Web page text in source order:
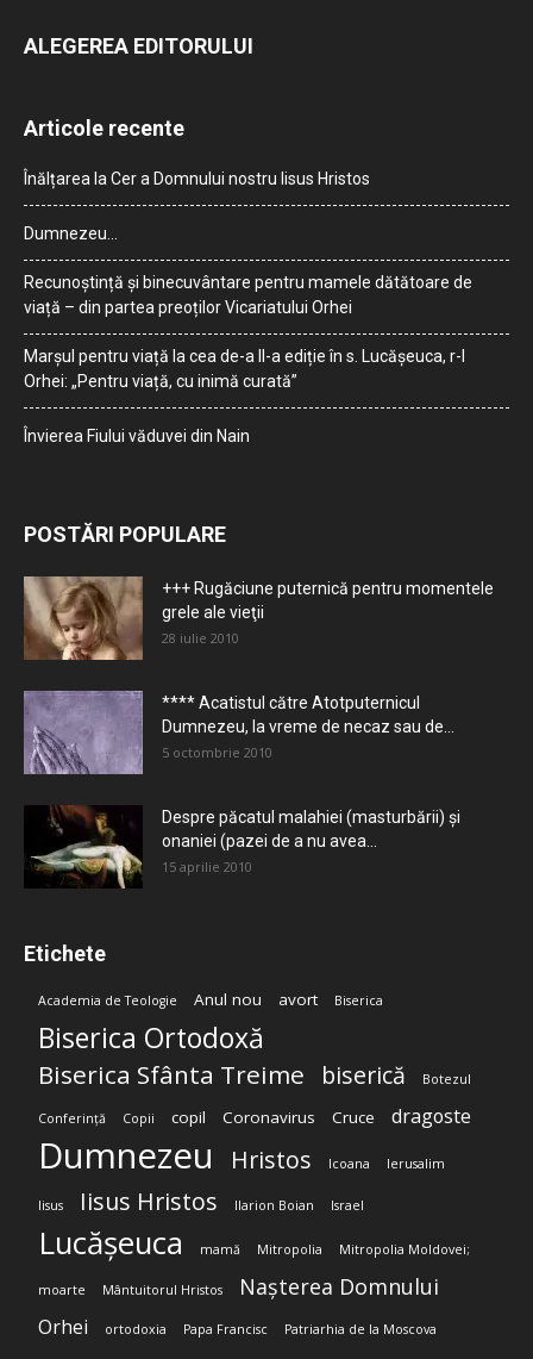
ALEGEREA EDITORULUI
Articole recente
Înălțarea la Cer a Domnului nostru Iisus Hristos
Dumnezeu…
Recunoștință și binecuvântare pentru mamele dătătoare de
viață – din partea preoților Vicariatului Orhei
Marșul pentru viață la cea de-a II-a ediție în s. Lucășeuca, r-l
Orhei: „Pentru viață, cu inimă curată”
Învierea Fiului văduvei din Nain
POSTĂRI POPULARE
+++ Rugăciune puternică pentru momentele
grele ale vieţii
28 iulie 2010
**** Acatistul către Atotputernicul
Dumnezeu, la vreme de necaz sau de...
5 octombrie 2010
Despre păcatul malahiei (masturbării) şi
onaniei (pazei de a nu avea...
15 aprilie 2010
Etichete
Academia de Teologie Anul nou avort Biserica
Biserica Ortodoxă
Biserica Sfânta Treime biserică Botezul
Conferință Copii copil Coronavirus Cruce dragoste
Dumnezeu Hristos Icoana Ierusalim
Iisus Iisus Hristos Ilarion Boian Israel
Lucășeuca mamă Mitropolia Mitropolia Moldovei;
moarte Mântuitorul Hristos Nașterea Domnului
Orhei ortodoxia Papa Francisc Patriarhia de la Moscova